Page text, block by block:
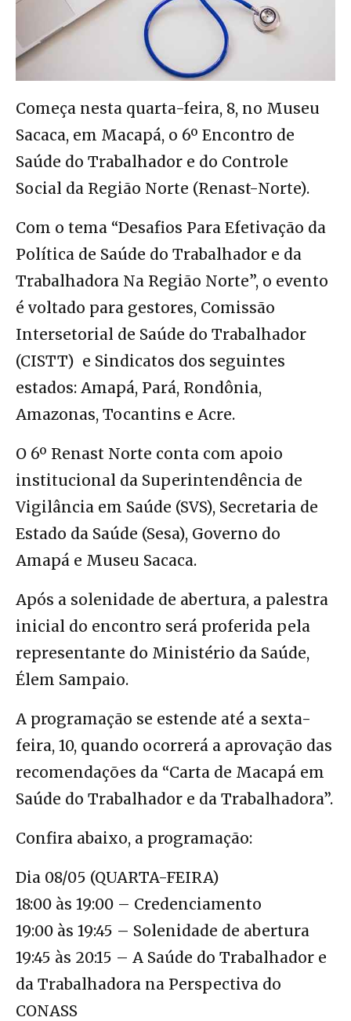
Começa nesta quarta-feira, 8, no Museu
Sacaca, em Macapá, o 6º Encontro de
Saúde do Trabalhador e do Controle
Social da Região Norte (Renast-Norte).
Com o tema “Desafios Para Efetivação da
Política de Saúde do Trabalhador e da
Trabalhadora Na Região Norte”, o evento
é voltado para gestores, Comissão
Intersetorial de Saúde do Trabalhador
(CISTT) e Sindicatos dos seguintes
estados: Amapá, Pará, Rondônia,
Amazonas, Tocantins e Acre.
O 6º Renast Norte conta com apoio
institucional da Superintendência de
Vigilância em Saúde (SVS), Secretaria de
Estado da Saúde (Sesa), Governo do
Amapá e Museu Sacaca.
Após a solenidade de abertura, a palestra
inicial do encontro será proferida pela
representante do Ministério da Saúde,
Élem Sampaio.
A programação se estende até a sexta-
feira, 10, quando ocorrerá a aprovação das
recomendações da “Carta de Macapá em
Saúde do Trabalhador e da Trabalhadora”.
Confira abaixo, a programação:
Dia 08/05 (QUARTA-FEIRA)
18:00 às 19:00 – Credenciamento
19:00 às 19:45 – Solenidade de abertura
19:45 às 20:15 – A Saúde do Trabalhador e
da Trabalhadora na Perspectiva do
CONASS